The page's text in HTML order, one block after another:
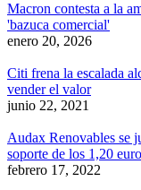
Macron contesta a la
'bazuca comercial'
enero 20, 2026
Citi frena la escalada
vender el valor
junio 22, 2021
Audax Renovables se
soporte de los 1,20
febrero 17, 2022